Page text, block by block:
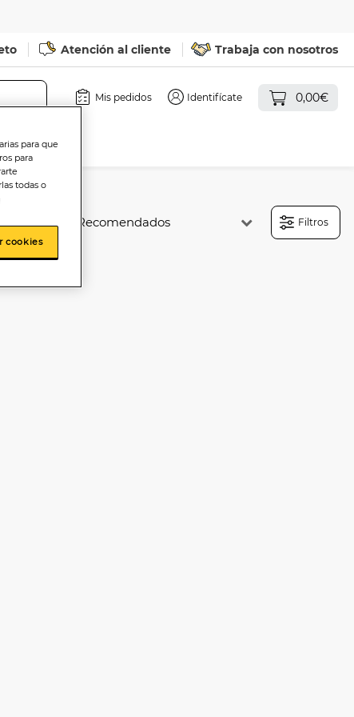
Atención al cliente Trabaja con nosotros
Mis pedidos Identifícate 0,00€
Ordenar: Filtros
para que
para
todas o
cookies